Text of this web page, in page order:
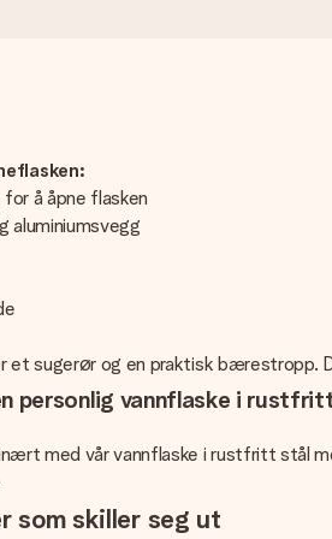
å åpne flasken
aluminiumsvegg
et sugerør og en praktisk bærestropp.
personlig vannflaske i
med vår vannflaske i rustfritt stål
som skiller seg ut